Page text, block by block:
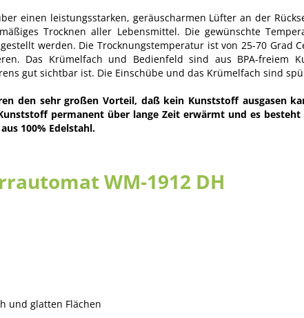
einen leistungsstarken, geräuscharmen Lüfter an der
Trocknen aller Lebensmittel. Die gewünschte
werden. Die Trocknungstemperatur ist von 25-70 Grad
Das Krümelfach und Bedienfeld sind aus BPA-freiem
gut sichtbar ist. Die Einschübe und das Krümelfach sind
den sehr großen Vorteil, daß kein Kunststoff ausgasen
permanent über lange Zeit erwärmt und es
100% Edelstahl.
WM-1912 DH
und glatten Flächen